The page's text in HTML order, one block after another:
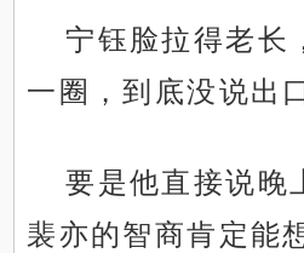
宁钰脸拉得老长
一圈，到底没说出
要是他直接说晚
裴亦的智商肯定能